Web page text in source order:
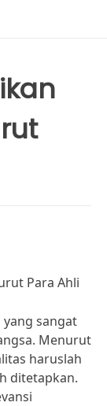
Para Ahli
sangat
Menurut
haruslah
ditetapkan.